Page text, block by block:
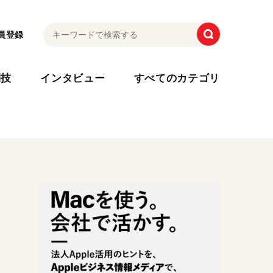
登録
インタビュー すべてのカテゴリ